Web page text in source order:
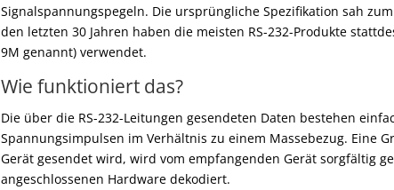
Signalspannungspegeln. Die ursprüngliche Spezifikation sah
den letzten 30 Jahren haben die meisten RS-232-Produkte
9M genannt) verwendet.
Wie funktioniert das?
Die über die RS-232-Leitungen gesendeten Daten bestehen
Spannungsimpulsen im Verhältnis zu einem Massebezug. Eine
Gerät gesendet wird, wird vom empfangenden Gerät sorgfältig
angeschlossenen Hardware dekodiert.